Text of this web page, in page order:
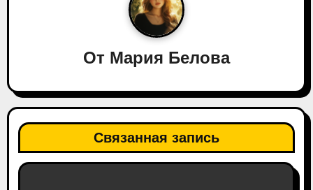
а
п
и
От Мария Белова
Связанная запись